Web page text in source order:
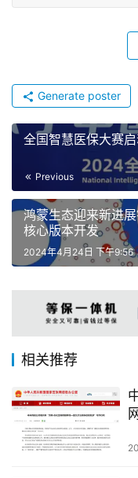
Generate poster
全国智慧医保大赛
Previous
鸿蒙生态迎来新进
核心版本开发
2024年4月24日 下午9:56
相关推荐